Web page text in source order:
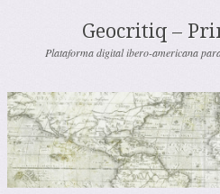
Geocritiq –
Plataforma digital ibero-americana